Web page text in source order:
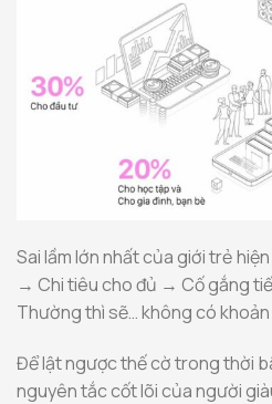
Sai lầm lớn nhất của giới trẻ
→ Chi tiêu cho đủ → Cố gắng
Thường thì sẽ… không có
Để lật ngược thế cờ trong thời
nguyên tắc cốt lõi của người